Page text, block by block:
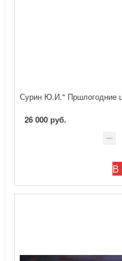
Сурин Ю.И." Пршлогодние
26 000 руб.
В